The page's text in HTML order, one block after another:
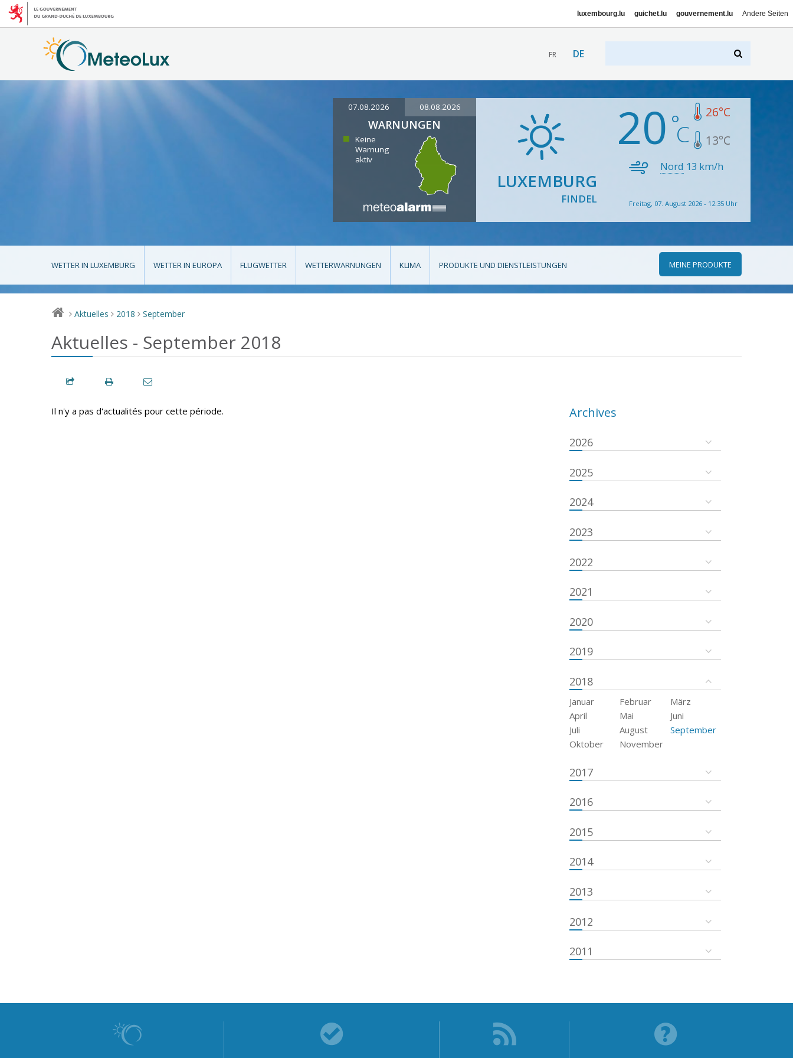
luxembourg.lu guichet.lu gouvernement.lu Andere Seiten
FR DE
07.08.2026 08.08.2026
WARNUNGEN
Keine
Warnung
aktiv
LUXEMBURG
FINDEL
20 26°C
13°C
Nord 13 km/h
Freitag, 07. August 2026 - 12:35 Uhr
WETTER IN LUXEMBURG WETTER IN EUROPA FLUGWETTER WETTERWARNUNGEN KLIMA PRODUKTE UND DIENSTLEISTUNGEN MEINE PRODUKTE
> Aktuelles > 2018 > September
Aktuelles - September 2018
Il n'y a pas d'actualités pour cette période. Archives
2026
2025
2024
2023
2022
2021
2020
2019
2018
Januar Februar
März
April
Mai
Juni
Juli
August
September
Oktober
November
2017
2016
2015
2014
2013
2012
2011